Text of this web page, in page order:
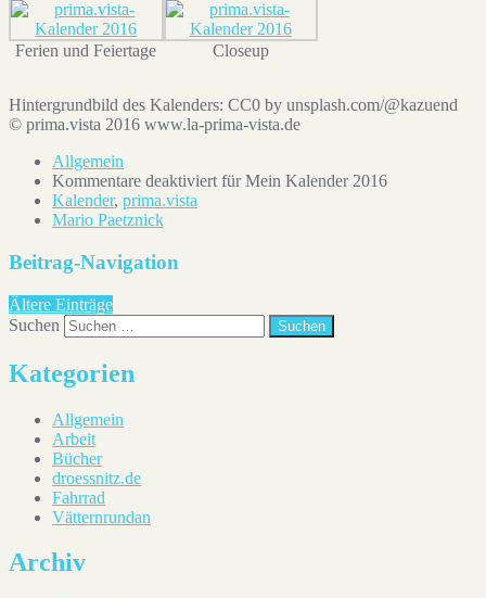
Ferien und Feiertage Closeup
Hintergrundbild des Kalenders: CC0 by unsplash.com/@kazuend
© prima.vista 2016 www.la-prima-vista.de
Allgemein
Kommentare deaktiviert für Mein Kalender 2016
Kalender, prima.vista
Mario Paetznick
Beitrag-Navigation
Ältere Einträge
Suchen
Kategorien
Allgemein
Arbeit
Bücher
droessnitz.de
Fahrrad
Vätternrundan
Archiv